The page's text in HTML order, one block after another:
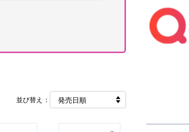
並び替え：